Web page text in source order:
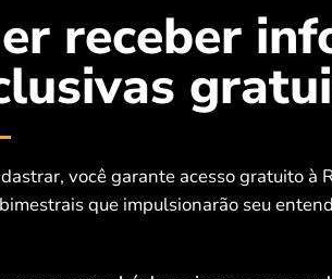
criam parceria e
de eletropostos no
em mãos, o cliente poderá efetuar o
o cartão de um leitor junto à tela dos
receber
você garante acesso gratuito à
que impulsionarão seu